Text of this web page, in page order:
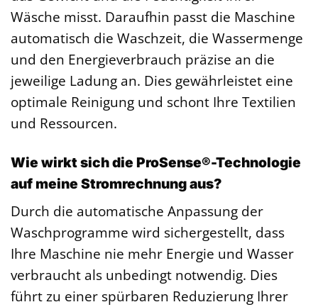
Wäsche misst. Daraufhin passt die Maschine
automatisch die Waschzeit, die Wassermenge
und den Energieverbrauch präzise an die
jeweilige Ladung an. Dies gewährleistet eine
optimale Reinigung und schont Ihre Textilien
und Ressourcen.
Wie wirkt sich die ProSense®-Technologie
auf meine Stromrechnung aus?
Durch die automatische Anpassung der
Waschprogramme wird sichergestellt, dass
Ihre Maschine nie mehr Energie und Wasser
verbraucht als unbedingt notwendig. Dies
führt zu einer spürbaren Reduzierung Ihrer